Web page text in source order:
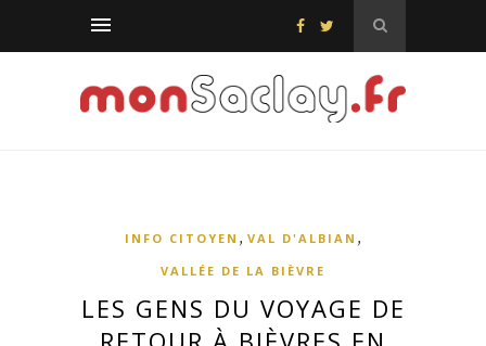
INFO CITOYEN , VAL D'ALBIAN ,
VALLÉE DE LA BIÈVRE
LES GENS DU VOYAGE DE